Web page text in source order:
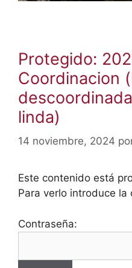
Protegido:
Coordinacion
linda)
14 noviembre, 2024
Este contenido está
Para verlo introduce la
Contraseña: